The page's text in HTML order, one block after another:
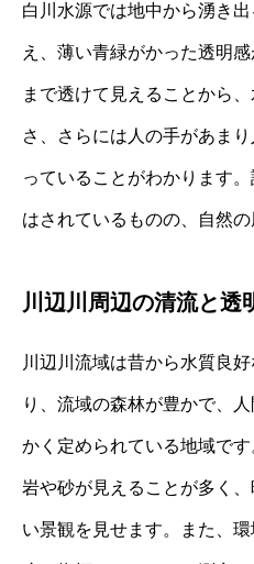
白川水源では地中から湧き
え、薄い青緑がかった透明
まで透けて見えることから
さ、さらには人の手があま
っていることがわかります
はされているものの、自然の
川辺川周辺の清流と透
川辺川流域は昔から水質良
り、流域の森林が豊かで、
かく定められている地域で
岩や砂が見えることが多く
い景観を見せます。また、